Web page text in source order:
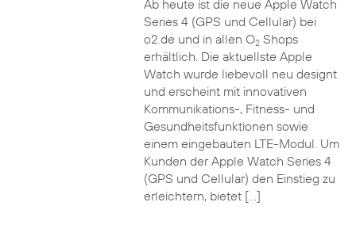
Ab heute ist die neue Apple Watch
Series 4 (GPS und Cellular) bei
o2.de und in allen O2Shops
erhältlich. Die aktuellste Apple
Watch wurde liebevoll neu designt
und erscheint mit innovativen
Kommunikations-, Fitness- und
Gesundheitsfunktionen sowie
einem eingebauten LTE-Modul. Um
Kunden der Apple Watch Series 4
(GPS und Cellular) den Einstieg zu
erleichtern, bietet […]